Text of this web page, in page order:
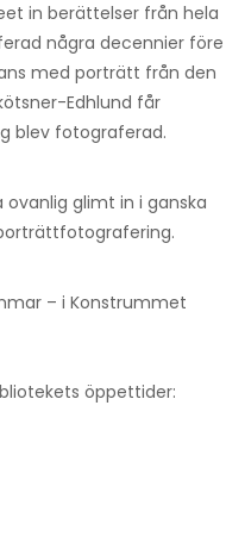
in berättelser från hela
några decennier före
med porträtt från den
Edhlund får
blev fotograferad.
glimt in i ganska
– i Konstrummet
öppettider: